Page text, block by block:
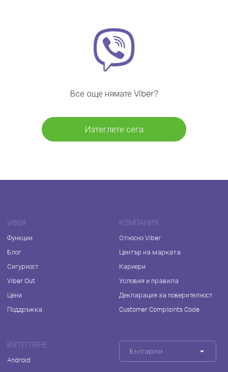
Все още нямате Viber?
Изтеглете сега
VIBER
Функции
Блог
Сигурност
Viber Out
Цени
Поддръжка
КОМПАНИЯ
Относно Viber
Център на марката
Кариери
Условия и правила
Декларация за поверителност
Customer Complaints Code
ИЗТЕГЛЯНЕ
Android
Български